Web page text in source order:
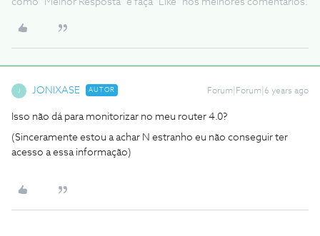
como "Melhor Resposta" e faça "Like" nos melhores comentários.
JONIXASE AUTOR Forum|Forum|6 years ago
Isso não dá para monitorizar no meu router 4.0?
(Sinceramente estou a achar N estranho eu não conseguir ter
acesso a essa informação)